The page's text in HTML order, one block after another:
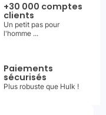
+30 000 comptes
clients
Un petit pas pour
l'homme ...
Paiements
sécurisés
Plus robuste que Hulk !